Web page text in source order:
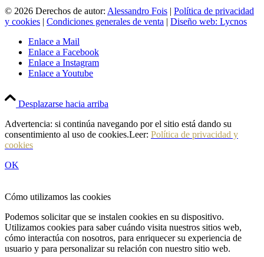
© 2026 Derechos de autor: Alessandro Fois | Política de privacidad
y cookies | Condiciones generales de venta | Diseño web: Lycnos
Enlace a Mail
Enlace a Facebook
Enlace a Instagram
Enlace a Youtube
Desplazarse hacia arriba
Advertencia: si continúa navegando por el sitio está dando su
consentimiento al uso de cookies.Leer: Política de privacidad y
cookies
OK
Cómo utilizamos las cookies
Podemos solicitar que se instalen cookies en su dispositivo.
Utilizamos cookies para saber cuándo visita nuestros sitios web,
cómo interactúa con nosotros, para enriquecer su experiencia de
usuario y para personalizar su relación con nuestro sitio web.